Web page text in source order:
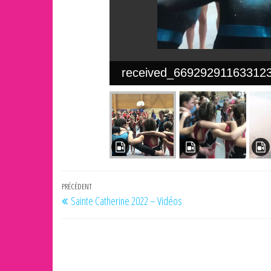
Navigation
de
Article
précédent
PRÉCÉDENT
Sainte Catherine 2022 – Vidéos